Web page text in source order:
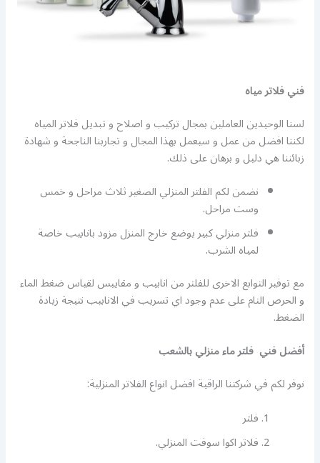
فني فلاتر مياه
لسنا الوحيدين العاملين بمجال تركيب و اصلاح و تبديل فلاتر المياه
لكننا افضل من عمل و سيعمل بهذا المجال و تجاربنا الناجحة و شهادة
زبائننا هي دليل و برهان على ذلك.
نضمن لكم الفلتر المنزلي الصغير ثلاث مراحل و خمس
وست مراحل.
فلتر منزلي كبير يوضع خارج المنزل مزود بانابيب خاصة
لمياه الشرب.
مع توفير التوابع الاخرى للفلتر من انابيب و مقاييس لقياس ضغط الماء
و الحرص التام على عدم وجود اي تسريب في الانابيب نتيجة زيادة
الضغط.
أفضل فني فلتر ماء منزلي بالشعب
نوفر لكم في شركتنا الراقية افضل انواع الفلاتر المنزلية:
فلتر
فلاتر اكوا سوفت المنزلي.